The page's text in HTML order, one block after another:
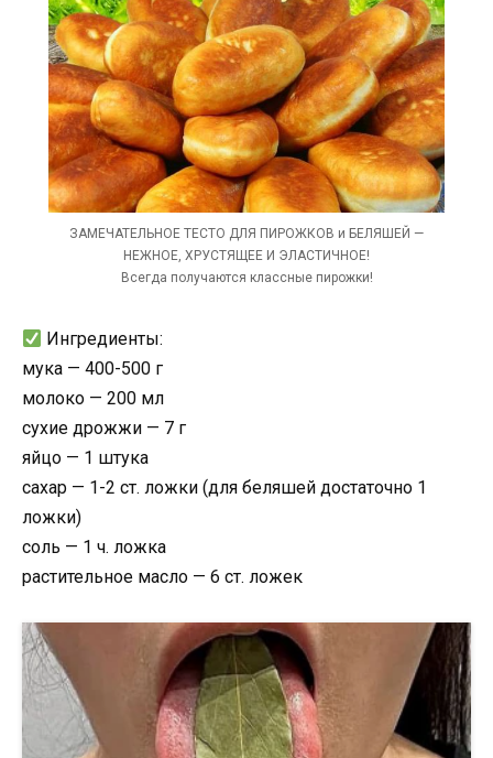
ЗАМЕЧАТЕЛЬНОЕ ТЕСТО ДЛЯ ПИРОЖКОВ и БЕЛЯШЕЙ —
НЕЖНОЕ, ХРУСТЯЩЕЕ И ЭЛАСТИЧНОЕ!
Всегда получаются классные пирожки!
Ингредиенты:
мука — 400-500 г
молоко — 200 мл
сухие дрожжи — 7 г
яйцо — 1 штука
сахар — 1-2 ст. ложки (для беляшей достаточно 1
ложки)
соль — 1 ч. ложка
растительное масло — 6 ст. ложек